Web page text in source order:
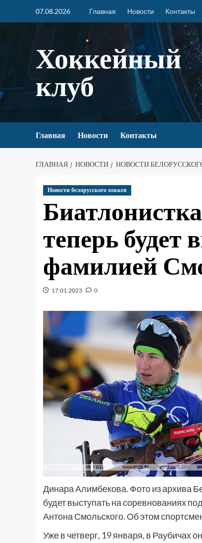
07.08.2026 Главная Новости Контакты
Хоккейный
клуб
Главная Новости Контакты
ГЛАВНАЯ НОВОСТИ НОВОСТИ
Новости белорусского хоккея
теперь будет
фамилией
17.01.2023 0
Динара Алимбекова. Фото из архива
будет выступать на соревнованиях
Антона Смольского. Об этом
Уже в четверг, 19 января, в Раубичах